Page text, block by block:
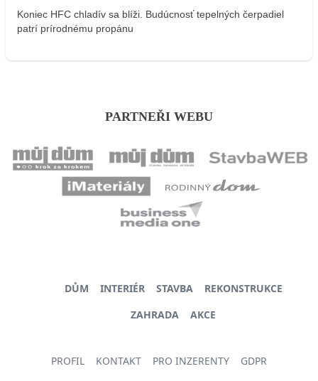
Koniec HFC chladív sa blíži. Budúcnosť tepelných čerpadiel
patrí prírodnému propánu
PARTNEŘI WEBU
DŮM INTERIÉR STAVBA
REKONSTRUKCE
ZAHRADA
AKCE
PROFIL KONTAKT PRO INZERENTY GDPR